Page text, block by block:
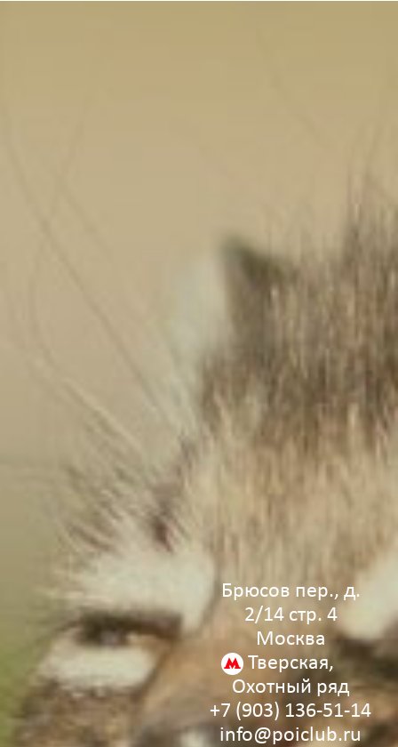
Брюсов пер., д.
2/14 стр. 4
Москва
Тверская,
Охотный ряд
+7 (903) 136‑51‑14
info@poiclub.ru